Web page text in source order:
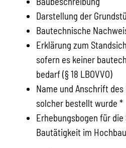
Darstellung der
Bautechnische
Erklärung zum
sofern es keiner
bedarf (§ 18 LBOVVO)
Name und Anschrift
solcher bestellt wurde *
Erhebungsbogen für
Bautätigkeit im Hochbau